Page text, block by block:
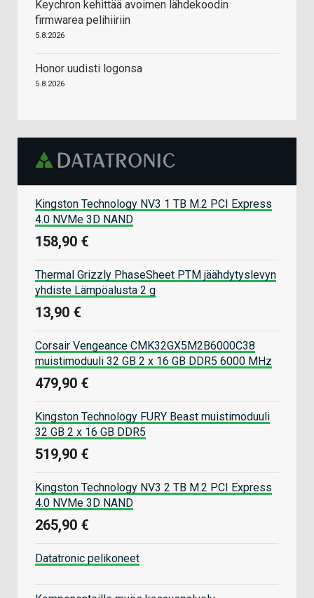
Keychron kehittää avoimen lähdekoodin
firmwarea pelihiiriin
5.8.2026
Honor uudisti logonsa
5.8.2026
Kingston Technology NV3 1 TB M.2 PCI Express
4.0 NVMe 3D NAND
158,90 €
Thermal Grizzly PhaseSheet PTM jäähdytyslevyn
yhdiste Lämpöalusta 2 g
13,90 €
Corsair Vengeance CMK32GX5M2B6000C38
muistimoduuli 32 GB 2 x 16 GB DDR5 6000 MHz
479,90 €
Kingston Technology FURY Beast muistimoduuli
32 GB 2 x 16 GB DDR5
519,90 €
Kingston Technology NV3 2 TB M.2 PCI Express
4.0 NVMe 3D NAND
265,90 €
Datatronic pelikoneet